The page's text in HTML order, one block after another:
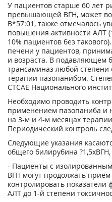
У пациентов старше 60 лет
превышающей ВГН, может
B*57:01, также отмечалось
повышения активности АЛТ
10% пациентов без
печени у пациентов,
и возраста. В подавляющем
трансаминаз любой степени
терапии пазопанибом.
СТСАЕ Национального
Необходимо проводить
применением пазопаниба и
на 3-м и 4-м месяцах
Периодический контроль
Следующие указания
общего билирубина
- Пациенты с
ВГН могут продолжать
контролировать
АЛТ до 1-й степени